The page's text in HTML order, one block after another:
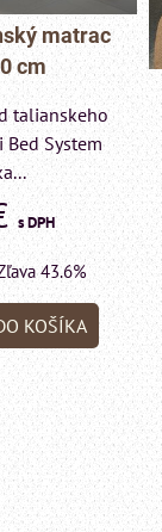
matrac
cm
talianskeho
System
s DPH
43.6%
KOŠÍKA